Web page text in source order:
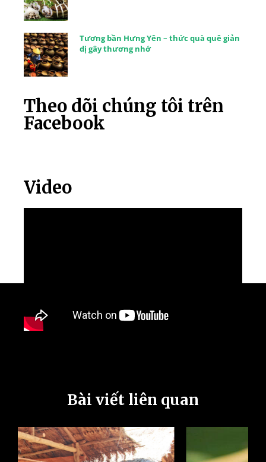
Tương bần Hưng Yên – thức quà quê giản
dị gây thương nhớ
Theo dõi chúng tôi trên
Facebook
Video
Bài viết liên quan